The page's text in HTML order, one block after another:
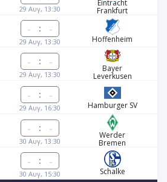
29 Αυγ, 13:30
Eintracht
Frankfurt
:
29 Αυγ, 13:30 Hoffenheim
:
29 Αυγ, 13:30
Bayer
Leverkusen
:
29 Αυγ, 16:30 Hamburger SV
:
30 Αυγ, 13:30
Werder
Bremen
:
30 Αυγ, 15:30
Schalke